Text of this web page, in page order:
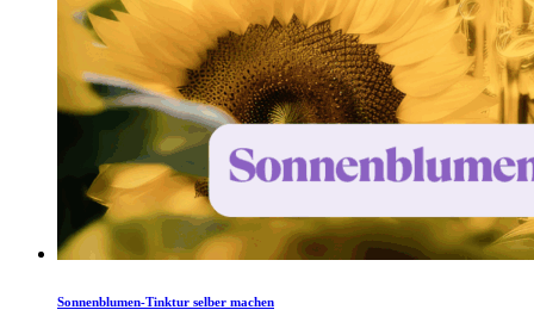
Sonnenblumen-Tinktur selber machen